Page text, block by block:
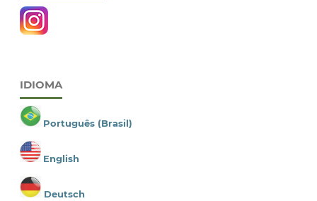
IDIOMA
Português (Brasil)
English
Deutsch